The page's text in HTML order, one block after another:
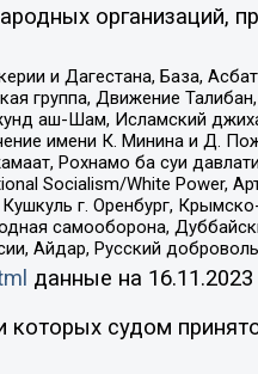
организаций,
и Дагестана, База,
группа, Движение
аш-Шам, Исламский
имени К. Минина и Д.
Рохнамо ба суи
Socialism/White Power,
г. Оренбург,
самооборона,
Айдар, Русский
данные на 16.11.2023
судом